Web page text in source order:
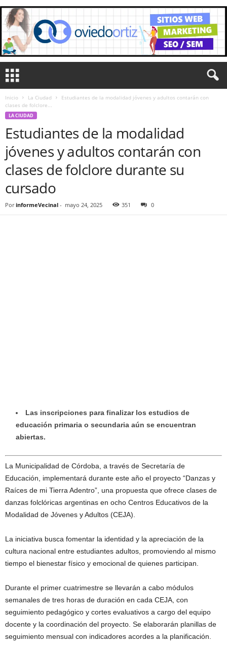
Inicio La Ciudad
Estudiantes de la modalidad jóvenes y adultos contarán con
clases de folclore...
LA CIUDAD
Estudiantes de la modalidad
jóvenes y adultos contarán con
clases de folclore durante su
cursado
Por informeVecinal - mayo 24, 2025 351 0
Las inscripciones para finalizar los estudios de
educación primaria o secundaria aún se encuentran
abiertas.
La Municipalidad de Córdoba, a través de Secretaría de
Educación, implementará durante este año el proyecto “Danzas y
Raíces de mi Tierra Adentro”, una propuesta que ofrece clases de
danzas folclóricas argentinas en ocho Centros Educativos de la
Modalidad de Jóvenes y Adultos (CEJA).
La iniciativa busca fomentar la identidad y la apreciación de la
cultura nacional entre estudiantes adultos, promoviendo al mismo
tiempo el bienestar físico y emocional de quienes participan.
Durante el primer cuatrimestre se llevarán a cabo módulos
semanales de tres horas de duración en cada CEJA, con
seguimiento pedagógico y cortes evaluativos a cargo del equipo
docente y la coordinación del proyecto. Se elaborarán planillas de
seguimiento mensual con indicadores acordes a la planificación.